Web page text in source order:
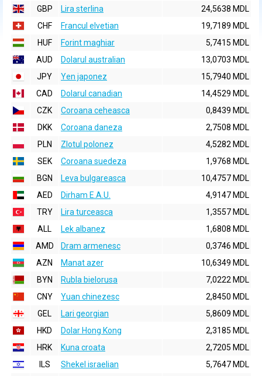
GBP
Lira sterlina
24,5638 MDL
CHF
Francul elvetian
19,7189 MDL
HUF
Forint maghiar
5,7415 MDL
AUD
Dolarul australian
13,0703 MDL
JPY
Yen japonez
15,7940 MDL
CAD
Dolarul canadian
14,4529 MDL
CZK
Coroana ceheasca
0,8439 MDL
DKK
Coroana daneza
2,7508 MDL
PLN
Zlotul polonez
4,5282 MDL
SEK
Coroana suedeza
1,9768 MDL
BGN
Leva bulgareasca
10,4757 MDL
AED
Dirham E.A.U.
4,9147 MDL
TRY
Lira turceasca
1,3557 MDL
ALL
Lek albanez
1,6808 MDL
AMD
Dram armenesc
0,3746 MDL
AZN
Manat azer
10,6349 MDL
BYN
Rubla bielorusa
7,0222 MDL
CNY
Yuan chinezesc
2,8450 MDL
GEL
Lari georgian
5,8609 MDL
HKD
Dolar Hong Kong
2,3185 MDL
HRK
Kuna croata
2,7205 MDL
ILS
Shekel israelian
5,7647 MDL